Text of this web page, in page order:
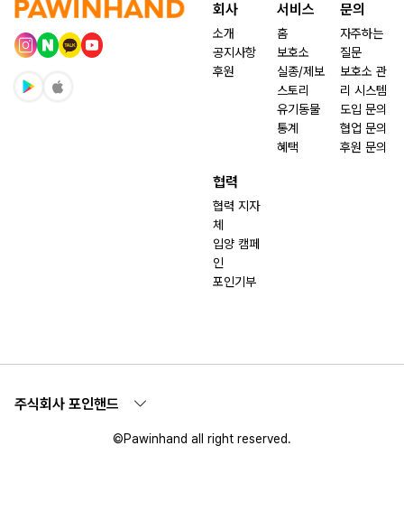
회사
소개
공지사항
후원
서비스
홈
보호소
실종/제보
스토리
유기동물
통계
혜택
문의
자주하는
질문
보호소 관
리 시스템
도입 문의
협업 문의
후원 문의
협력
협력 지자
체
입양 캠페
인
포인기부
주식회사 포인핸드
©Pawinhand all right reserved.